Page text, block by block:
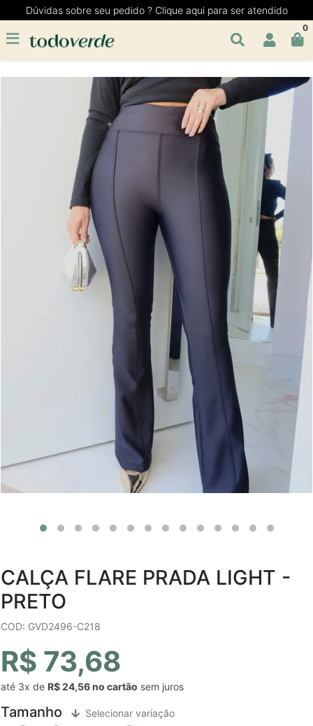
Dúvidas sobre seu pedido ? Clique aqui para ser atendido
0
CALÇA FLARE PRADA LIGHT -
PRETO
COD: GVD2496-C218
R$ 73,68
até 3x de R$ 24,56 sem juros
Tamanho Selecionar variação